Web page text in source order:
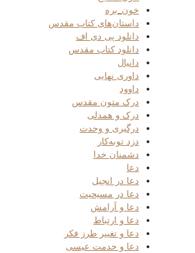
خون_بره
داستان‌های کتاب مقدس
دانلود پی دی اف
دانلود کتاب مقدس
دانیال
داوری نهایی
داوود
درک متون مقدس
درک و همدلی
درگیری و وحدت
دزد توبه‌کار
دشمنان خدا
دعا
دعا در انجیل
دعا در مسیحیت
دعا و آرامش
دعا و ارتباط
دعا و تغییر طرز فکر
دعا و خدمت عیسی